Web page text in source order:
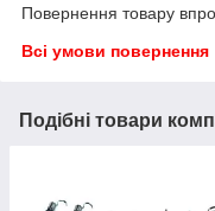
Повернення товару
Всі умови повернення
Подібні товари